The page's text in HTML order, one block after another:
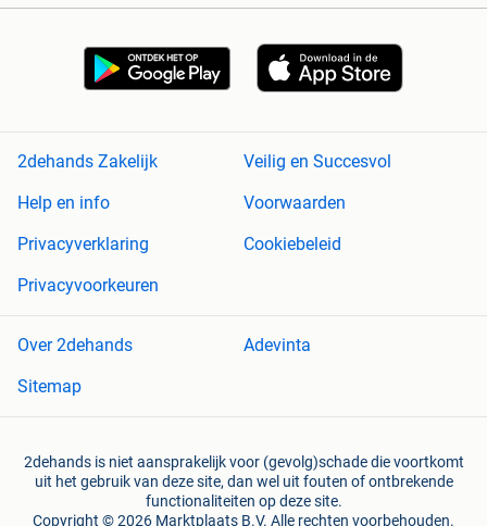
2dehands Zakelijk
Veilig en Succesvol
Help en info
Voorwaarden
Privacyverklaring
Cookiebeleid
Privacyvoorkeuren
Over 2dehands
Adevinta
Sitemap
2dehands is niet aansprakelijk voor (gevolg)schade die voortkomt
uit het gebruik van deze site, dan wel uit fouten of ontbrekende
functionaliteiten op deze site.
Copyright © 2026 Marktplaats B.V. Alle rechten voorbehouden.